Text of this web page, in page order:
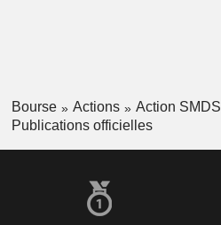
Bourse Actions Action SMDS
Publications officielles